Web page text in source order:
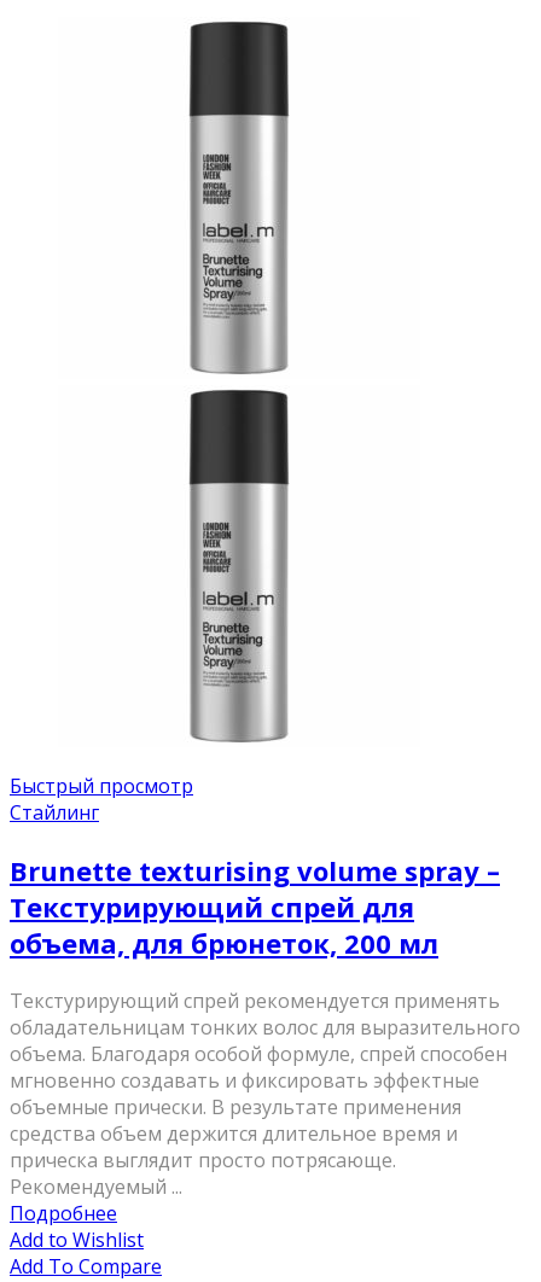
Быстрый просмотр
Стайлинг
Brunette texturising volume spray –
Текстурирующий спрей для
объема, для брюнеток, 200 мл
Текстурирующий спрей рекомендуется применять
обладательницам тонких волос для выразительного
объема. Благодаря особой формуле, спрей способен
мгновенно создавать и фиксировать эффектные
объемные прически. В результате применения
средства объем держится длительное время и
прическа выглядит просто потрясающе.
Рекомендуемый ...
Подробнее
Add to Wishlist
Add To Compare